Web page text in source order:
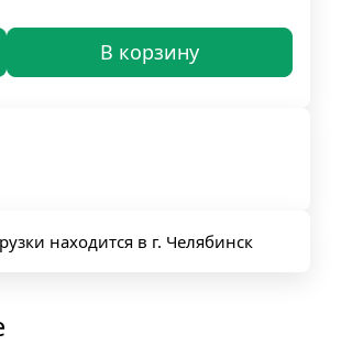
В корзину
находится в г. Челябинск